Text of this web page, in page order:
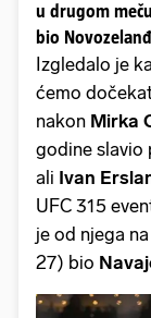
u drugom
bio
Izgledalo je
ćemo
nakon Mirka
godine slavio
ali Ivan
UFC 315
je od njega
27) bio